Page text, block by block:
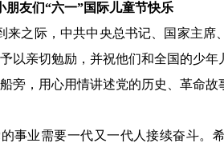
朋友们“六一”国际儿童节快乐
之际，中共中央总书记、国家主席
以亲切勉励，并祝他们和全国的少年
旁，用心用情讲述党的历史、革命
事业需要一代又一代人接续奋斗。